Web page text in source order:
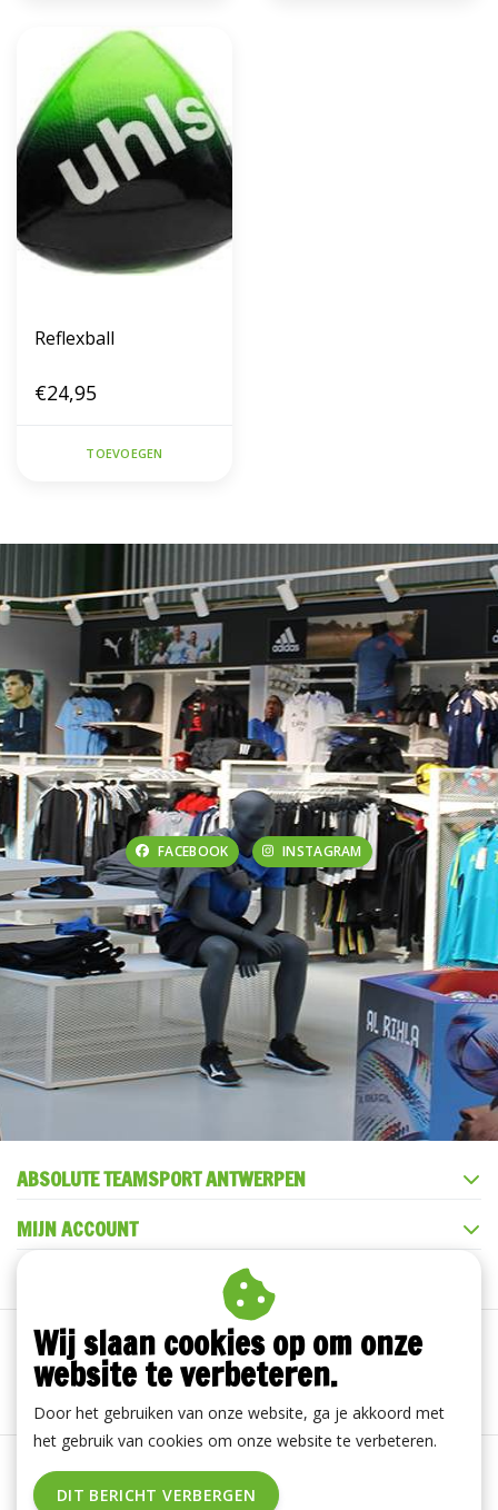
Reflexball
€24,95
TOEVOEGEN
FACEBOOK INSTAGRAM
ABSOLUTE TEAMSPORT ANTWERPEN
MIJN ACCOUNT
Algemene voorwaarden | Disclaimer
RSS Feed
Wij slaan cookies op om onze
website te verbeteren.
Door het gebruiken van onze website, ga je akkoord met
het gebruik van cookies om onze website te verbeteren.
DIT BERICHT VERBERGEN